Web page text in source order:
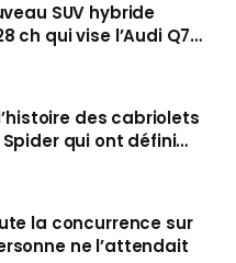
SUV hybride
ch qui vise l’Audi Q7
automne
des cabriolets
qui ont défini
au vent
la concurrence sur
ne l’attendait